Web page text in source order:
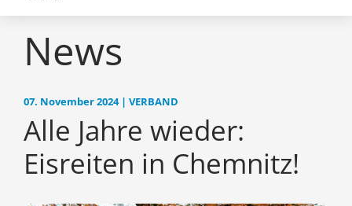
News
07. November 2024 | VERBAND
Alle Jahre wieder:
Eisreiten in Chemnitz!